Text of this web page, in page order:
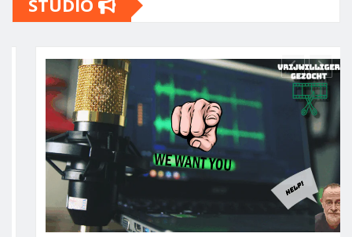
STUDIO